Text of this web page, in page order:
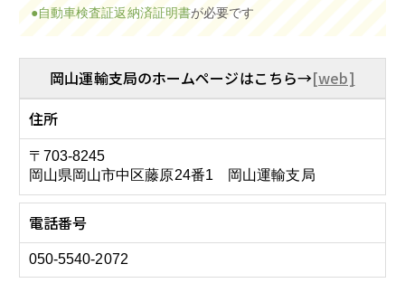
●自動車検査証返納済証明書が必要です
岡山運輸支局のホームページはこちら→[web]
住所
〒703-8245
岡山県岡山市中区藤原24番1 岡山運輸支局
電話番号
050-5540-2072